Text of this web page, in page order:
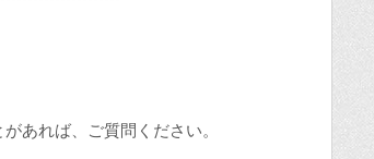
あれば、ご質問ください。